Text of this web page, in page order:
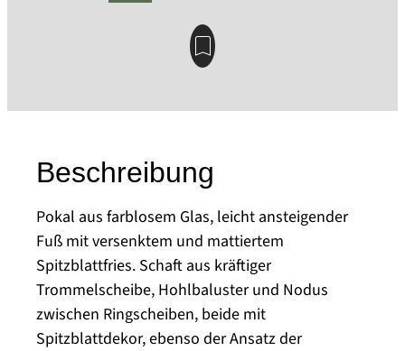
Beschreibung
Pokal aus farblosem Glas, leicht ansteigender
Fuß mit versenktem und mattiertem
Spitzblattfries. Schaft aus kräftiger
Trommelscheibe, Hohlbaluster und Nodus
zwischen Ringscheiben, beide mit
Spitzblattdekor, ebenso der Ansatz der